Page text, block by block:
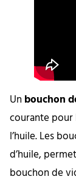
Un bouchon
courante
l’huile. Les
d’huile,
bouchon de